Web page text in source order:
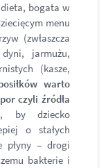
dieta, bogata w
menu
(zwłaszcza
jarmużu,
(kasze,
warto
czyli źródła
by dziecko
o stałych
płyny – drogi
bakterie i